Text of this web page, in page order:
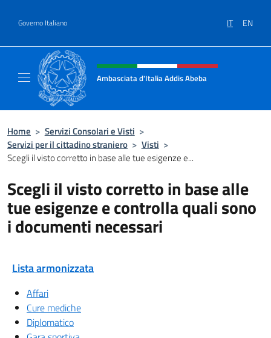
Governo Italiano IT EN
Intestazione sito, social e menù
Ambasciata d'Italia Addis Abeba
Home > Servizi Consolari e Visti >
Servizi per il cittadino straniero > Visti >
Scegli il visto corretto in base alle tue esigenze e...
Scegli il visto corretto in base alle
tue esigenze e controlla quali sono
i documenti necessari
Lista armonizzata
Affari
Cure mediche
Diplomatico